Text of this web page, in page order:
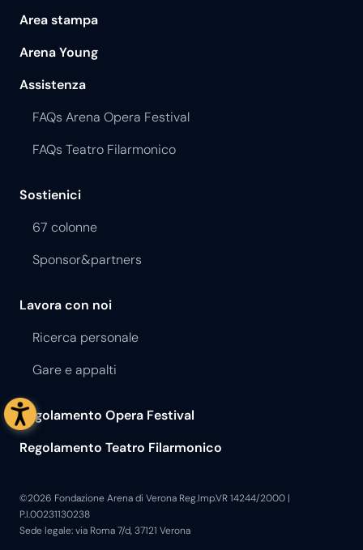
Area stampa
Arena Young
Assistenza
FAQs Arena Opera Festival
FAQs Teatro Filarmonico
Sostienici
67 colonne
Sponsor&partners
Lavora con noi
Ricerca personale
Gare e appalti
Regolamento Opera Festival
Regolamento Teatro Filarmonico
©2026 Fondazione Arena di Verona Reg.Imp.VR 14244/2000 |
P.I.00231130238
Sede legale: via Roma 7/d, 37121 Verona